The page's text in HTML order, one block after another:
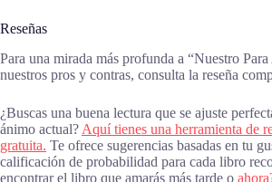
Reseñas
Para una mirada más profunda a “Nuestro
nuestros pros y contras, consulta la reseña
¿Buscas una buena lectura que se ajuste
ánimo actual? Aquí tienes una herramienta de
gratuita. Te ofrece sugerencias basadas en tu
calificación de probabilidad para cada libro
encontrar el libro que amarás más tarde o